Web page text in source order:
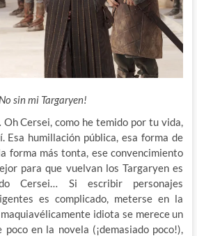
sin mi Targaryen!
Cersei, como he temido por tu vida,
Esa humillación pública, esa forma de
forma más tonta, ese convencimiento
para que vuelvan los Targaryen es
Cersei… Si escribir personajes
es complicado, meterse en la
idiota se merece un
poco en la novela (¡demasiado poco!),